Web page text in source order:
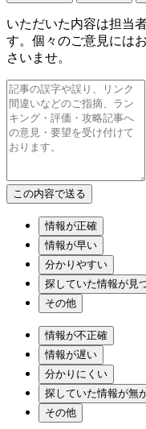
いただいた内容は担当
す。個々のご意見には
さいませ。
情報が正確
情報が早い
分かりやすい
探していた情報が見
その他
情報が不正確
情報が遅い
分かりにくい
探していた情報が無
その他